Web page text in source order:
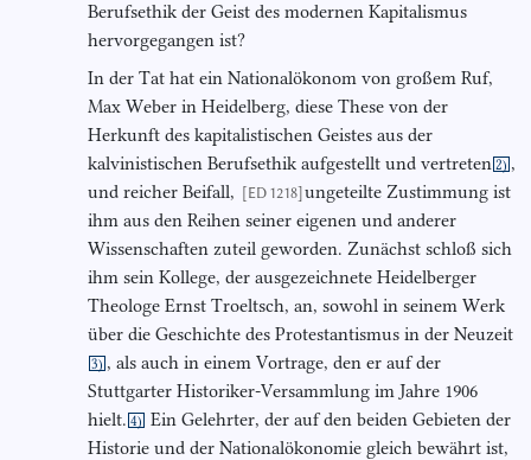
Berufsethik der Geist des modernen Kapitalismus
hervorgegangen ist?
In der Tat hat ein Nationalökonom von großem Ruf,
Max Weber in Heidelberg, diese These von der
Herkunft des kapitalistischen Geistes aus der
kalvinistischen Berufsethik aufgestellt und vertreten 2) ,
und reicher Beifall,
[ED 1218] ungeteilte Zustimmung ist
ihm aus den Reihen seiner eigenen und anderer
Wissenschaften zuteil geworden. Zunächst schloß sich
ihm sein Kollege, der ausgezeichnete Heidelberger
Theologe Ernst Troeltsch, an, sowohl in seinem Werk
über die Geschichte des Protestantismus in der Neuzeit
3) , als auch in einem Vortrage, den er auf der
Stuttgarter Historiker-Versammlung im Jahre 1906
hielt. 4) Ein Gelehrter, der auf den beiden Gebieten der
Historie und der Nationalökonomie gleich bewährt ist,